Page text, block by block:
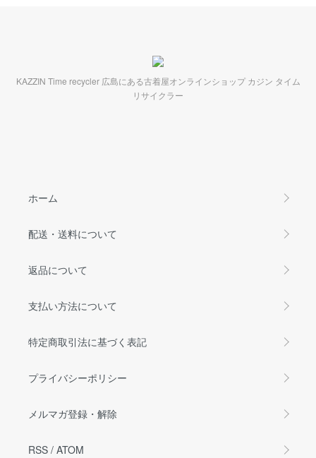
KAZZIN Time recycler 広島にある古着屋オンラインショップ カジン タイム
リサイクラー
ホーム
配送・送料について
返品について
支払い方法について
特定商取引法に基づく表記
プライバシーポリシー
メルマガ登録・解除
RSS / ATOM